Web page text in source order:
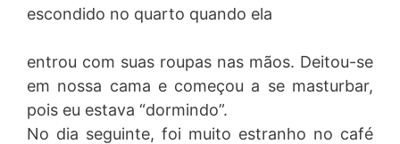
escondido no quarto quando ela
entrou com suas roupas nas mãos. Deitou-se
em nossa cama e começou a se masturbar,
pois eu estava “dormindo”.
No dia seguinte, foi muito estranho no café